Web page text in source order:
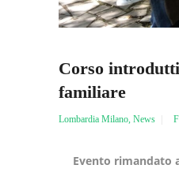
Corso
familiare
Lombardia Milano News
Evento rimandato